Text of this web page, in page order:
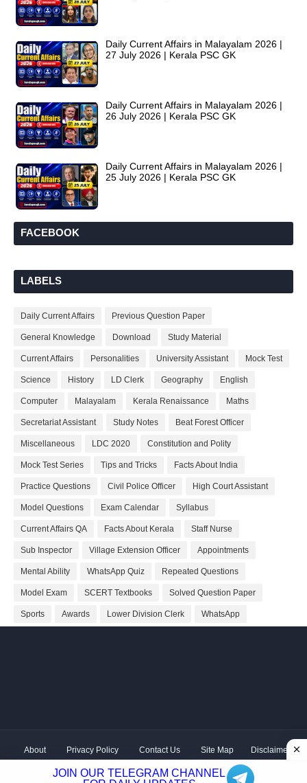
Daily Current Affairs in Malayalam 2026 |
27 July 2026 | Kerala PSC GK
Daily Current Affairs in Malayalam 2026 |
26 July 2026 | Kerala PSC GK
Daily Current Affairs in Malayalam 2026 |
25 July 2026 | Kerala PSC GK
FACEBOOK
LABELS
Daily Current Affairs Previous Question Paper
General Knowledge Download Study Material
Current Affairs Personalities University Assistant Mock Test
Science History LD Clerk Geography English
Computer Malayalam Kerala Renaissance Maths
Secretariat Assistant Study Notes Beat Forest Officer
Miscellaneous LDC 2020 Constitution and Polity
Mock Test Series Tips and Tricks Facts About India
Practice Questions Civil Police Officer High Court Assistant
Model Questions Exam Calendar Syllabus
Current Affairs QA Facts About Kerala Staff Nurse
Sub Inspector Village Extension Officer Appointments
Mental Ability WhatsApp Quiz Repeated Questions
Model Exam SCERT Textbooks Solved Question Paper
Sports Awards Lower Division Clerk WhatsApp
JOIN OUR TELEGRAM CHANNEL
About Privacy Policy Contact Us Site Map Disclaimer
Hum
Hindustani| Distributed byKerala PSC GK